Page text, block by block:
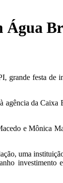
Água
festa de
da
e Mônica
uma